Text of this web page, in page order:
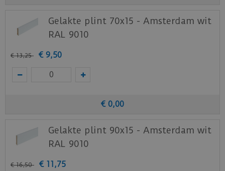
Gelakte plint 70x15 - Amsterdam wit
RAL 9010
€ 13,25 € 9,50
€ 0,00
Gelakte plint 90x15 - Amsterdam wit
RAL 9010
€ 16,50 € 11,75